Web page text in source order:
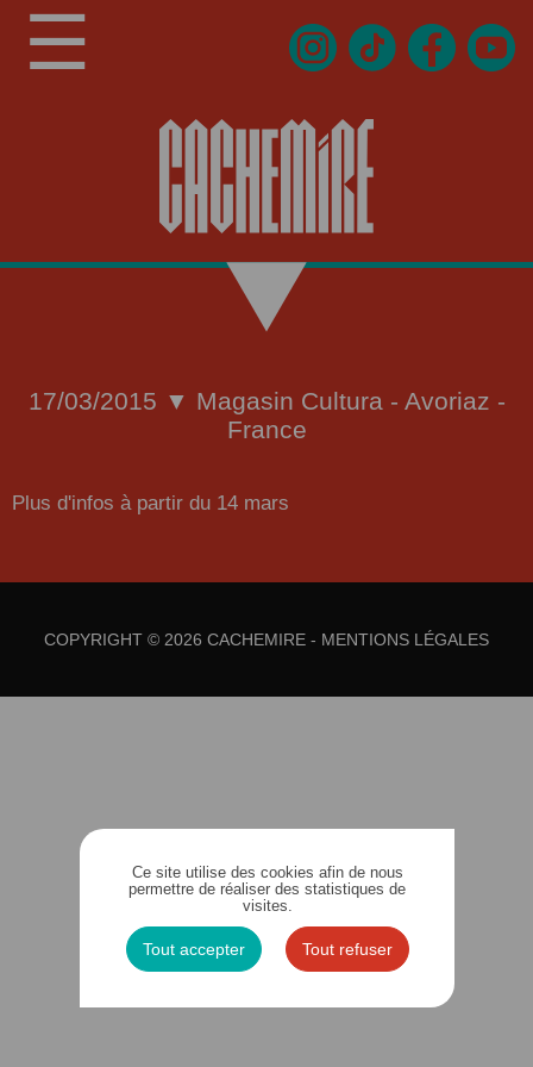
☰
17/03/2015 ▼ Magasin Cultura - Avoriaz -
France
Plus d'infos à partir du 14 mars
COPYRIGHT © 2026 CACHEMIRE - MENTIONS LÉGALES
Ce site utilise des cookies afin de nous
permettre de réaliser des statistiques de
visites.
Tout accepter Tout refuser